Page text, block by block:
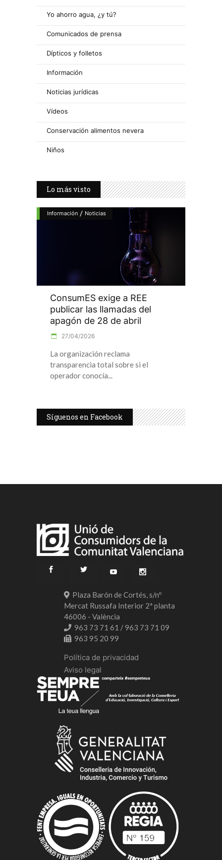
Yo ahorro agua, ¿y tú?
Comunicados de prensa
Dípticos y folletos
Información
Noticias jurídicas
Vídeos
Conservación alimentos nevera
Niños
Lo más visto
Información / Noticias
ConsumES exige a REE
publicar las llamadas del
apagón de 28 de abril
27/04/2026
La organización reclama
transparencia total sobre si el
operador conocía
Síguenos en Facebook
Plaza Barón de Cortés, s/nº
Mercat Russafa Interior 2ª planta
46006 - València
963 73 71 61 / 963 73 71 09
963 95 20 99
Política de privacidad
Aviso legal